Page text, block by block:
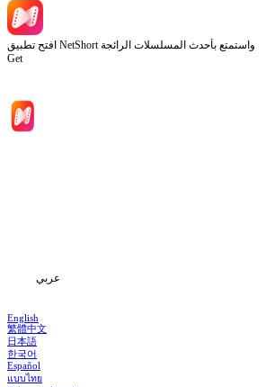
افتح تطبيق NetShort واستمتع بأحدث المسلسلات الرائجة
Get
عربي
English
繁體中文
日本語
한국어
Español
แบบไทย